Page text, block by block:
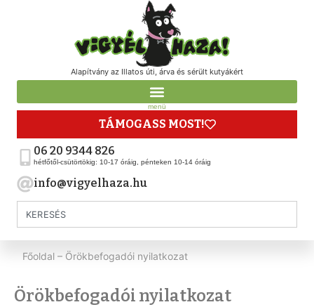
Alapítvány az Illatos úti, árva és sérült kutyákért
menü
TÁMOGASS MOST!
06 20 9344 826
hétfőtől-csütörtökig: 10-17 óráig, pénteken 10-14 óráig
info@vigyelhaza.hu
Főoldal – Örökbefogadói nyilatkozat
Örökbefogadói nyilatkozat